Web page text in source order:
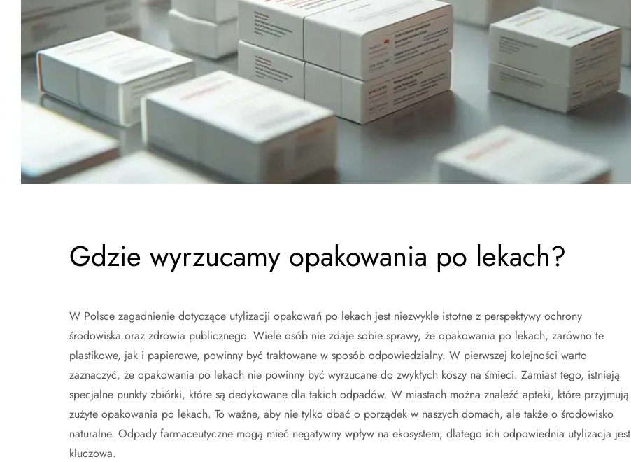
Gdzie wyrzucamy opakowania po lekach?
W Polsce zagadnienie dotyczące utylizacji opakowań po lekach jest niezwykle istotne z perspektywy ochrony
środowiska oraz zdrowia publicznego. Wiele osób nie zdaje sobie sprawy, że opakowania po lekach, zarówno te
plastikowe, jak i papierowe, powinny być traktowane w sposób odpowiedzialny. W pierwszej kolejności warto
zaznaczyć, że opakowania po lekach nie powinny być wyrzucane do zwykłych koszy na śmieci. Zamiast tego, istnieją
specjalne punkty zbiórki, które są dedykowane dla takich odpadów. W miastach można znaleźć apteki, które przyjmują
zużyte opakowania po lekach. To ważne, aby nie tylko dbać o porządek w naszych domach, ale także o środowisko
naturalne. Odpady farmaceutyczne mogą mieć negatywny wpływ na ekosystem, dlatego ich odpowiednia utylizacja jest
kluczowa.